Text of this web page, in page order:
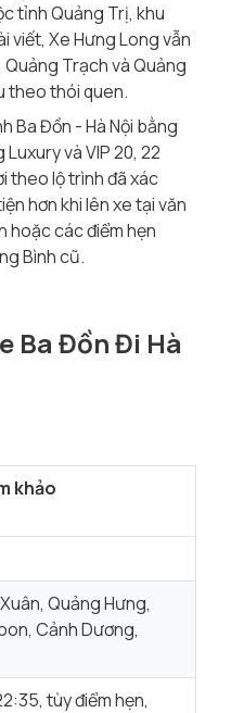
tỉnh Quảng Trị, khu
viết, Xe Hưng Long vẫn
Trạch và Quảng
theo thói quen.
Ba Đồn - Hà Nội bằng
và VIP 20, 22
theo lộ trình đã xác
hơn khi lên xe tại văn
hoặc các điểm hẹn
Bình cũ.
Ba Đồn Đi Hà
khảo
Quảng Hưng,
Cảnh Dương,
tùy điểm hẹn,